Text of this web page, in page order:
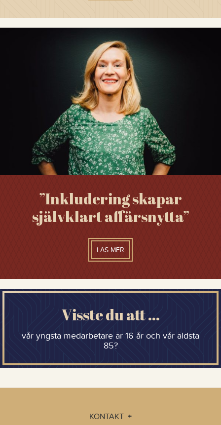
”Inkludering skapar
självklart affärsnytta”
LÄS MER
Visste du att …
vår yngsta medarbetare är 16 år och vår äldsta
85?
KONTAKT